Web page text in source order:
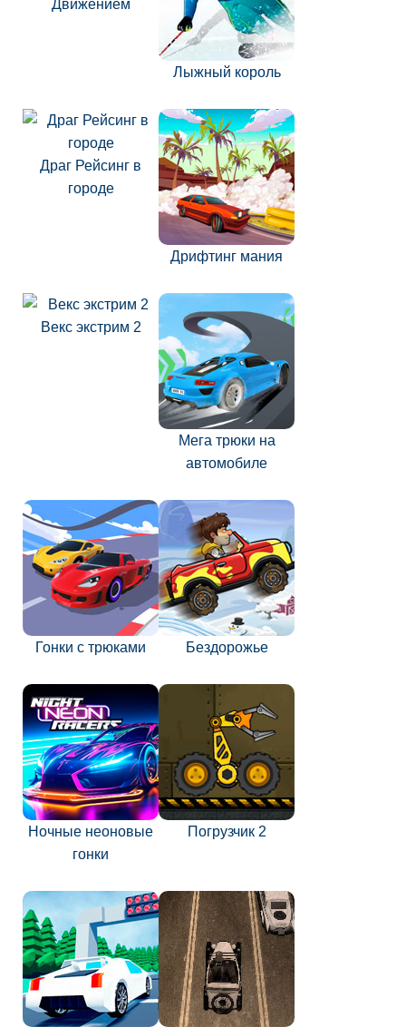
Движением
Лыжный король
Драг Рейсинг в
городе
Дрифтинг мания
Векс экстрим 2
Мега трюки на
автомобиле
Гонки с трюками Бездорожье
Ночные неоновые
гонки
Погрузчик 2